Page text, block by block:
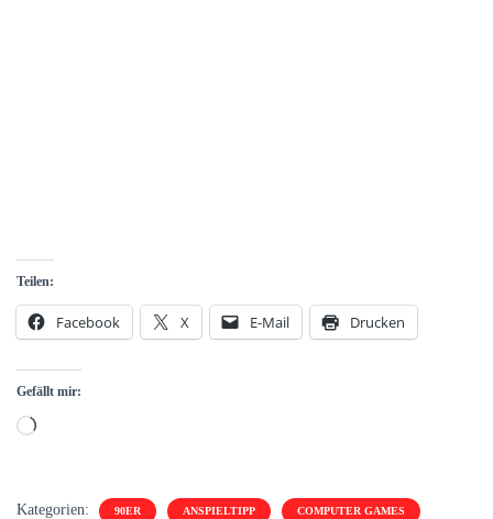
Teilen:
Facebook X E-Mail Drucken
Gefällt mir:
Wird
Kategorien: 90ER ANSPIELTIPP COMPUTER GAMES